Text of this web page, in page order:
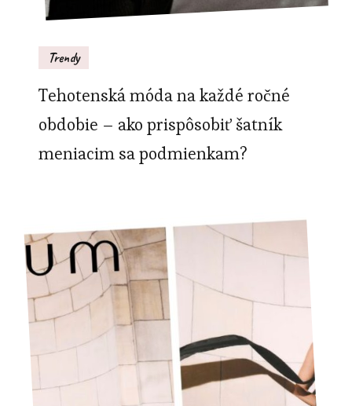
Trendy
Tehotenská móda na každé ročné
obdobie – ako prispôsobiť šatník
meniacim sa podmienkam?